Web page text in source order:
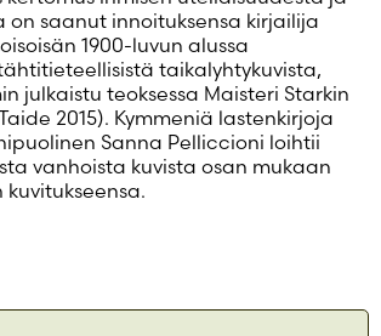
on saanut innoituksensa kirjailija
1900-luvun alussa
taikalyhtykuvista,
julkaistu teoksessa Maisteri Starkin
2015). Kymmeniä lastenkirjoja
Sanna Pelliccioni loihtii
vanhoista kuvista osan mukaan